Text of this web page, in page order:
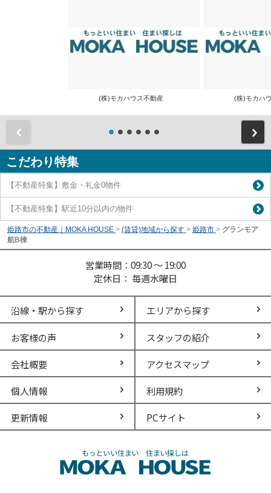
(株)モカハウス不動産 (株)モカハ
こだわり特集
【不動産特集】敷金・礼金0物件
【不動産特集】駅近10分以内の物件
姫路市の不動産｜MOKA HOUSE > (賃貸)地域から探す > 姫路市 > グランモア
航B棟
営業時間：09:30 ～ 19:00
定休日： 毎週水曜日
沿線・駅から探す エリアから探す
お客様の声 スタッフの紹介
会社概要 アクセスマップ
個人情報 利用規約
更新情報 PCサイト